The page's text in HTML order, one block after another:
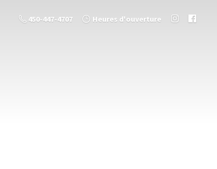
450-447-4707 Heures d'ouverture